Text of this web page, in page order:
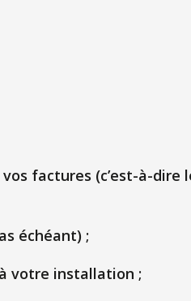
factures (c’est-à-dire
échéant) ;
votre installation ;